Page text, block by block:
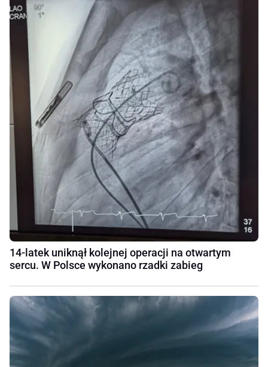
14-latek uniknął kolejnej operacji na otwartym
sercu. W Polsce wykonano rzadki zabieg